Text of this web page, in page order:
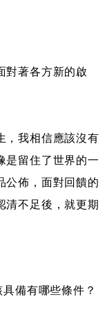
對著各方新的啟
，我相信應該沒有
是留住了世界的一
公佈，面對回饋的
清不足後，就更期
備有哪些條件？